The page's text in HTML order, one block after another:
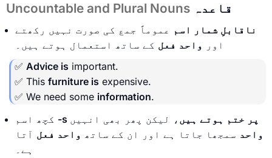
Uncountable and Plural Nouns قاعدہ
ناقابلِ شمار اسم عموماً جمع کی صورت نہیں رکھتے
اور واحد فعل کے ساتھ استعمال ہوتے ہیں۔
✅ Advice is important.
✅ This furniture is expensive.
✅ We need some information.
-s پر ختم ہوتے ہیں ، لیکن پھر بھی انہیں
واحد سمجھا جاتا ہے اور ان کے ساتھ واحد فعل آتا
ہے۔